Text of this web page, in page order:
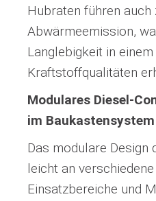
Hubraten führen auch
Abwärmeemission,
Langlebigkeit in
Kraftstoffqualitäten
Modulares Diesel-
im Baukastensystem
Das modulare Design
leicht an
Einsatzbereiche und